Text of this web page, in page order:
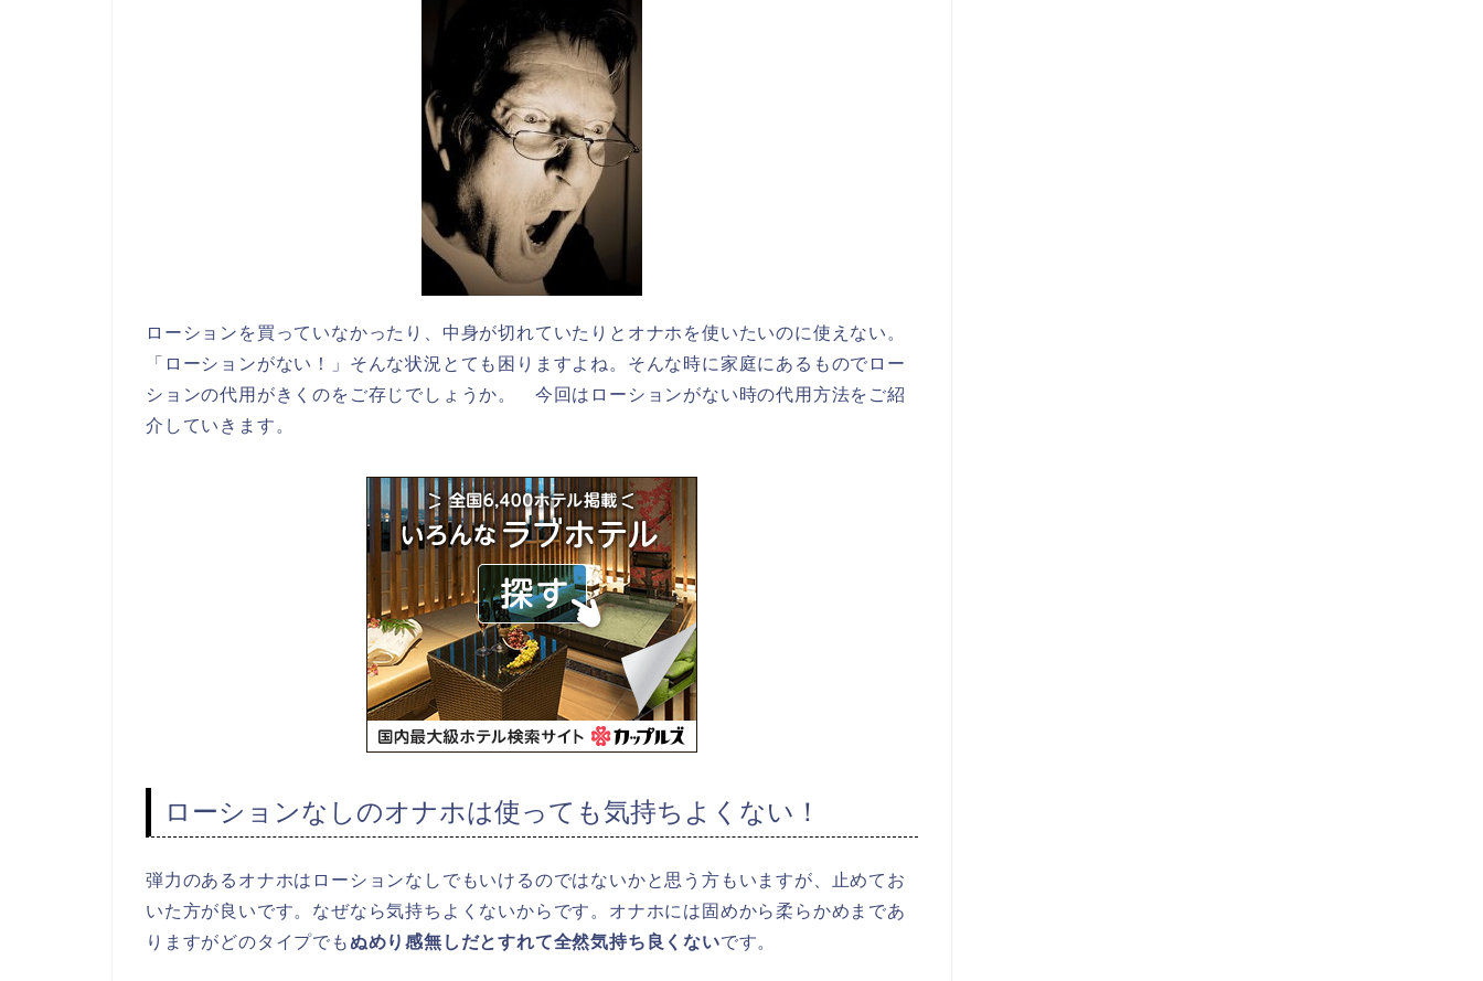
ローションを買っていなかったり、中身が切れていたりとオナホを使いたいのに使えない。
「ローションがない！」そんな状況とても困りますよね。そんな時に家庭にあるものでロー
ションの代用がきくのをご存じでしょうか。 今回はローションがない時の代用方法をご紹
介していきます。
ローションなしのオナホは使っても気持ちよくない！
弾力のあるオナホはローションなしでもいけるのではないかと思う方もいますが、止めてお
いた方が良いです。なぜなら気持ちよくないからです。オナホには固めから柔らかめまであ
りますがどのタイプでもぬめり感無しだとすれて全然気持ち良くないです。